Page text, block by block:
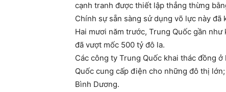
cạnh tranh được thiết lập thẳng thừng
Chính sự sẵn sàng sử dụng võ lực này
Hai mươi năm trước, Trung Quốc gần
đã vượt mốc 500 tỷ đô la.
Các công ty Trung Quốc khai thác đồng
Quốc cung cấp điện cho những đô thị
Bình Dương.